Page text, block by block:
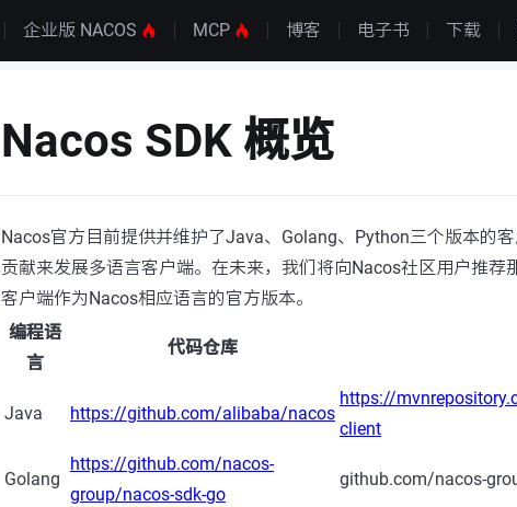
企业版 NACOS MCP 博客 电子书 下载
Nacos SDK 概览
Nacos官方目前提供并维护了Java、Golang、Python三个版本的
贡献来发展多语言客户端。在未来，我们将向Nacos社区用户推荐
客户端作为Nacos相应语言的官方版本。
编程语
言
代码仓库
Java https://github.com/alibaba/nacos
https://
client
Golang
https://github.com/nacos-
group/nacos-sdk-go
github.com/nacos-